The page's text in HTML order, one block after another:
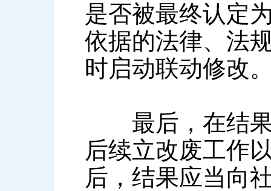
是否被最终认定
依据的法律、法
时启动联动修改
最后，在结果
后续立改废工作
后，结果应当向